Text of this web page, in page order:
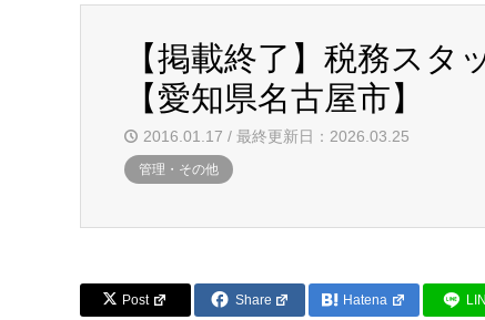
【掲載終了】税務ス
【愛知県名古屋市】
2016.01.17 / 最終更新日：2026.03.25
管理・その他
Post Share Hatena